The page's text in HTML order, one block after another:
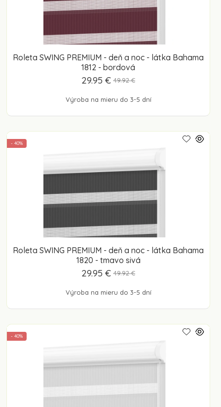
Roleta SWING PREMIUM - deň a noc - látka Bahama
1812 - bordová
Výroba na mieru do 3-5 dní
29.95 € 49.92 €
Roleta SWING PREMIUM - deň a noc - látka Bahama
1820 - tmavo sivá
- 40%
Výroba na mieru do 3-5 dní
29.95 € 49.92 €
- 40%